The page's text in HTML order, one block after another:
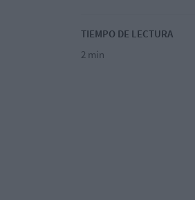
TIEMPO DE LECTURA
2 min